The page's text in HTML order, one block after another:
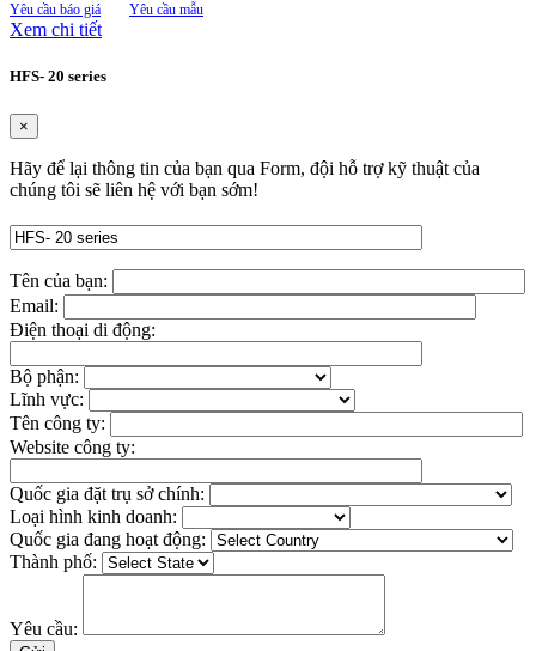
Yêu cầu báo giá Yêu cầu mẫu
Xem chi tiết
HFS- 20 series
×
Hãy để lại thông tin của bạn qua Form, đội hỗ trợ kỹ thuật của
chúng tôi sẽ liên hệ với bạn sớm!
Tên của bạn:
Email:
Điện thoại di động:
Bộ phận:
Lĩnh vực:
Tên công ty:
Website công ty:
Quốc gia đặt trụ sở chính:
Loại hình kinh doanh:
Quốc gia đang hoạt động:
Thành phố:
Yêu cầu: